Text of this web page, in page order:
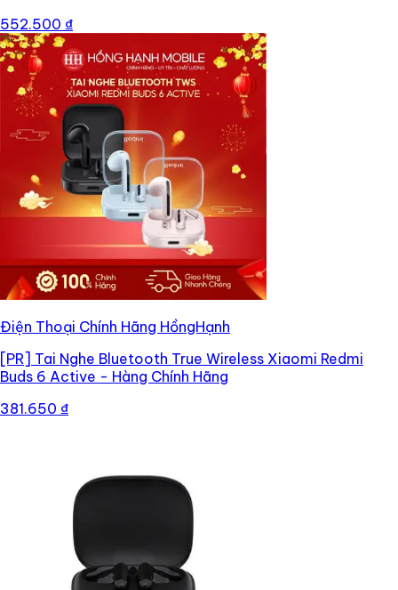
552.500 ₫
Điện Thoại Chính Hãng HồngHạnh
[PR] Tai Nghe Bluetooth True Wireless Xiaomi Redmi
Buds 6 Active - Hàng Chính Hãng
381.650 ₫